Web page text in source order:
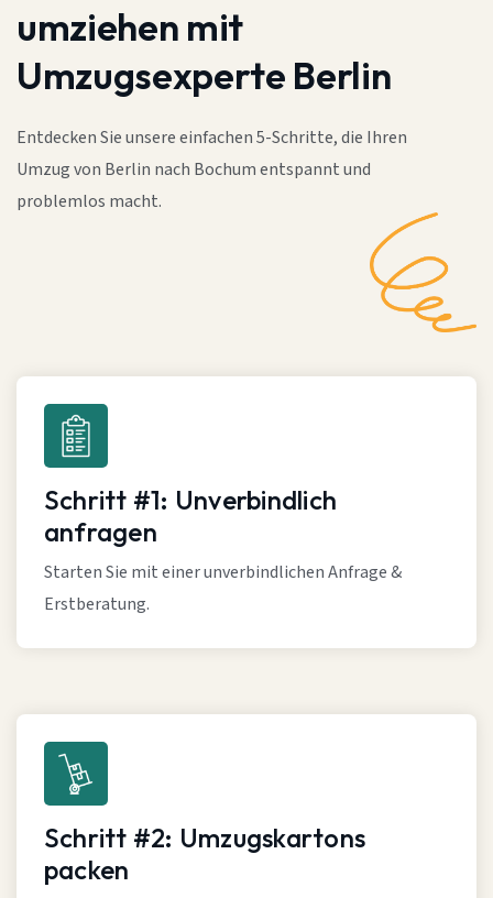
umziehen mit
Umzugsexperte Berlin
Entdecken Sie unsere einfachen 5-Schritte, die Ihren
Umzug von Berlin nach Bochum entspannt und
problemlos macht.
Schritt #1: Unverbindlich
anfragen
Starten Sie mit einer unverbindlichen Anfrage &
Erstberatung.
Schritt #2: Umzugskartons
packen